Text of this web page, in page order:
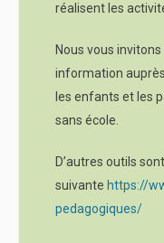
réalisent les
Nous vous
information
les enfants et les
sans école.
D’autres outils
suivante https://
pedagogiques/